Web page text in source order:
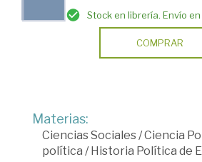
Stock en librería. Envío
COMPRAR
Materias:
Ciencias Sociales/Ciencia
política /Historia Política de